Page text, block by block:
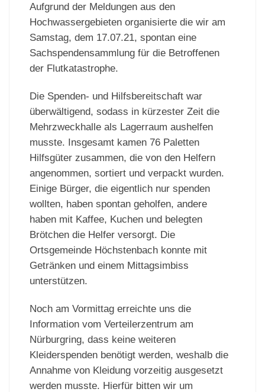
Aufgrund der Meldungen aus den
Hochwassergebieten organisierte die wir am
Samstag, dem 17.07.21, spontan eine
Sachspendensammlung für die Betroffenen
der Flutkatastrophe.
Die Spenden- und Hilfsbereitschaft war
überwältigend, sodass in kürzester Zeit die
Mehrzweckhalle als Lagerraum aushelfen
musste. Insgesamt kamen 76 Paletten
Hilfsgüter zusammen, die von den Helfern
angenommen, sortiert und verpackt wurden.
Einige Bürger, die eigentlich nur spenden
wollten, haben spontan geholfen, andere
haben mit Kaffee, Kuchen und belegten
Brötchen die Helfer versorgt. Die
Ortsgemeinde Höchstenbach konnte mit
Getränken und einem Mittagsimbiss
unterstützen.
Noch am Vormittag erreichte uns die
Information vom Verteilerzentrum am
Nürburgring, dass keine weiteren
Kleiderspenden benötigt werden, weshalb die
Annahme von Kleidung vorzeitig ausgesetzt
werden musste. Hierfür bitten wir um